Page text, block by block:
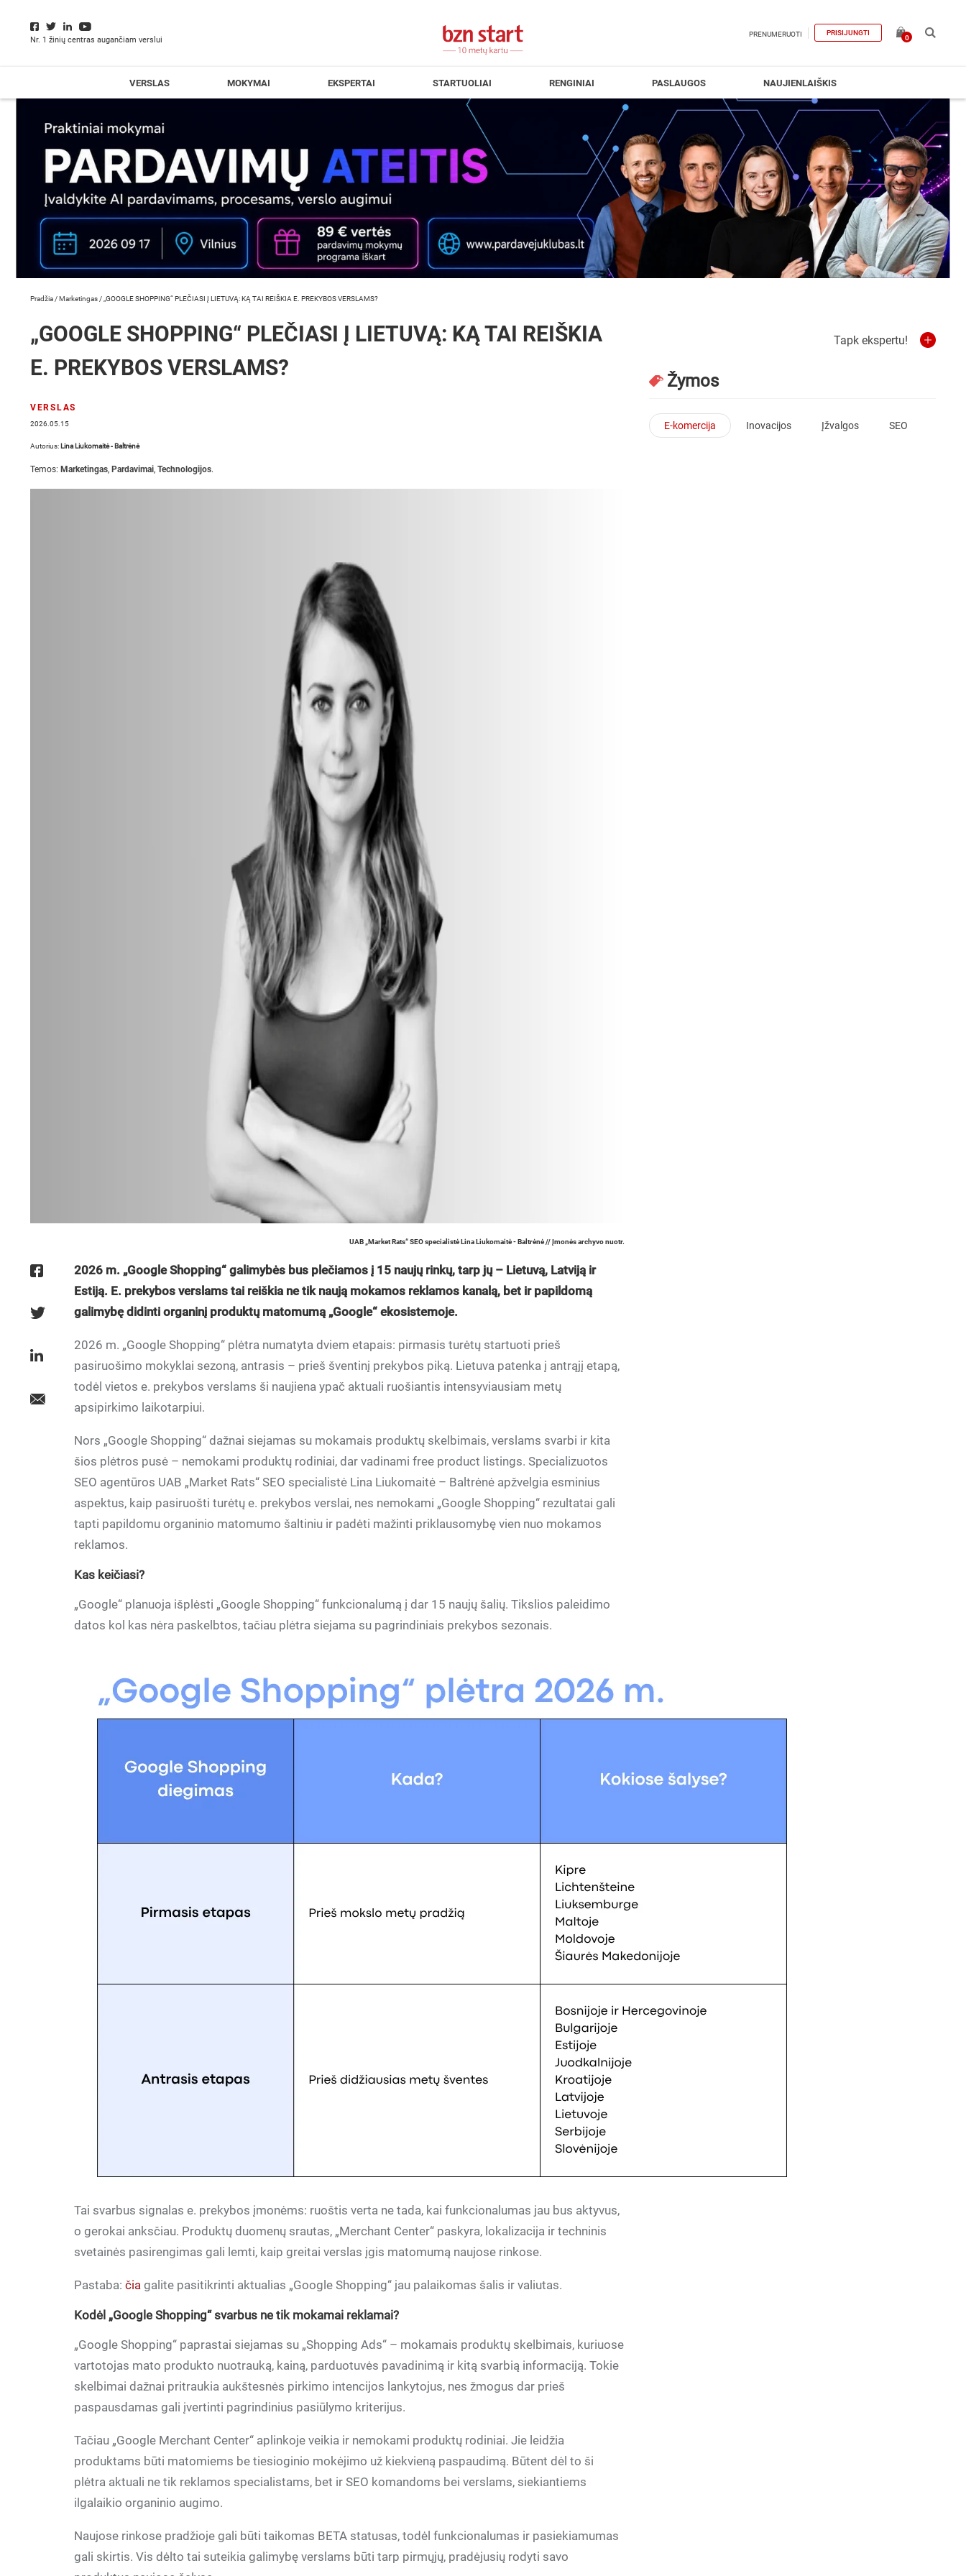
Nr. 1 žinių centras augančiam verslui
PRENUMERUOTI PRISIJUNGTI
0
VERSLAS MOKYMAI EKSPERTAI STARTUOLIAI RENGINIAI PASLAUGOS NAUJIENLAIŠKIS
Pradžia /Marketingas / „GOOGLE SHOPPING“ PLEČIASI Į LIETUVĄ: KĄ TAI REIŠKIA E. PREKYBOS VERSLAMS?
„GOOGLE SHOPPING“ PLEČIASI Į LIETUVĄ: KĄ TAI REIŠKIA
E. PREKYBOS VERSLAMS?
VERSLAS
2026.05.15
Autorius: Lina Liukomaitė - Baltrėnė
Temos: Marketingas, Pardavimai, Technologijos.
UAB „Market Rats“ SEO specialistė Lina Liukomaitė - Baltrėnė // Įmonės archyvo nuotr.
2026 m. „Google Shopping“ galimybės bus plečiamos į 15 naujų rinkų, tarp jų – Lietuvą, Latviją ir
Estiją. E. prekybos verslams tai reiškia ne tik naują mokamos reklamos kanalą, bet ir papildomą
galimybę didinti organinį produktų matomumą „Google“ ekosistemoje.
2026 m. „Google Shopping“ plėtra numatyta dviem etapais: pirmasis turėtų startuoti prieš
pasiruošimo mokyklai sezoną, antrasis – prieš šventinį prekybos piką. Lietuva patenka į antrąjį etapą,
todėl vietos e. prekybos verslams ši naujiena ypač aktuali ruošiantis intensyviausiam metų
apsipirkimo laikotarpiui.
Nors „Google Shopping“ dažnai siejamas su mokamais produktų skelbimais, verslams svarbi ir kita
šios plėtros pusė – nemokami produktų rodiniai, dar vadinami free product listings. Specializuotos
SEO agentūros UAB „Market Rats“ SEO specialistė Lina Liukomaitė – Baltrėnė apžvelgia esminius
aspektus, kaip pasiruošti turėtų e. prekybos verslai, nes nemokami „Google Shopping“ rezultatai gali
tapti papildomu organinio matomumo šaltiniu ir padėti mažinti priklausomybę vien nuo mokamos
reklamos.
Kas keičiasi?
„Google“ planuoja išplėsti „Google Shopping“ funkcionalumą į dar 15 naujų šalių. Tikslios paleidimo
datos kol kas nėra paskelbtos, tačiau plėtra siejama su pagrindiniais prekybos sezonais.
Tai svarbus signalas e. prekybos įmonėms: ruoštis verta ne tada, kai funkcionalumas jau bus aktyvus,
o gerokai anksčiau. Produktų duomenų srautas, „Merchant Center“ paskyra, lokalizacija ir techninis
svetainės pasirengimas gali lemti, kaip greitai verslas įgis matomumą naujose rinkose.
Pastaba:čia galite pasitikrinti aktualias „Google Shopping“ jau palaikomas šalis ir valiutas.
Kodėl „Google Shopping“ svarbus ne tik mokamai reklamai?
„Google Shopping“ paprastai siejamas su „Shopping Ads“ – mokamais produktų skelbimais, kuriuose
vartotojas mato produkto nuotrauką, kainą, parduotuvės pavadinimą ir kitą svarbią informaciją. Tokie
skelbimai dažnai pritraukia aukštesnės pirkimo intencijos lankytojus, nes žmogus dar prieš
paspausdamas gali įvertinti pagrindinius pasiūlymo kriterijus.
Tačiau „Google Merchant Center“ aplinkoje veikia ir nemokami produktų rodiniai. Jie leidžia
produktams būti matomiems be tiesioginio mokėjimo už kiekvieną paspaudimą. Būtent dėl to ši
plėtra aktuali ne tik reklamos specialistams, bet ir SEO komandoms bei verslams, siekiantiems
ilgalaikio organinio augimo.
Naujose rinkose pradžioje gali būti taikomas BETA statusas, todėl funkcionalumas ir pasiekiamumas
gali skirtis. Vis dėlto tai suteikia galimybę verslams būti tarp pirmųjų, pradėjusių rodyti savo
Tapk ekspertu!
Žymos
E-komercija Inovacijos Įžvalgos SEO